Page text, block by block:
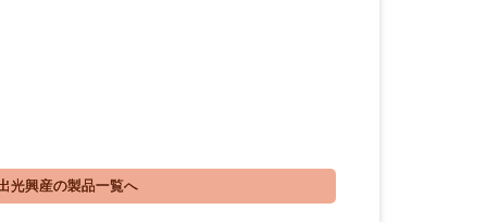
光興産の製品一覧へ